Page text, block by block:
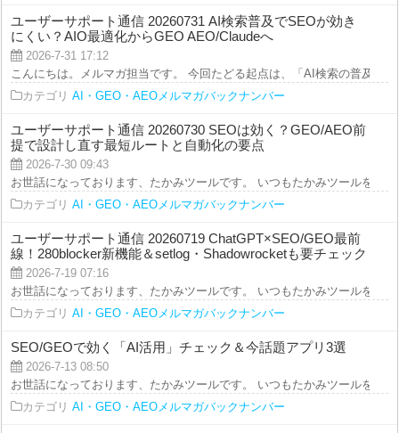
ユーザーサポート通信 20260731 AI検索普及でSEOが効き
にくい？AIO最適化からGEO AEO/Claudeへ
2026-7-31 17:12
こんにちは。メルマガ担当です。 今回たどる起点は、「AI検索の普及で“
カテゴリ AI・GEO・AEOメルマガバックナンバー
ユーザーサポート通信 20260730 SEOは効く？GEO/AEO前
提で設計し直す最短ルートと自動化の要点
2026-7-30 09:43
お世話になっております、たかみツールです。 いつもたかみツールをご
カテゴリ AI・GEO・AEOメルマガバックナンバー
ユーザーサポート通信 20260719 ChatGPT×SEO/GEO最前
線！280blocker新機能＆setlog・Shadowrocketも要チェック
2026-7-19 07:16
お世話になっております、たかみツールです。 いつもたかみツールをご
カテゴリ AI・GEO・AEOメルマガバックナンバー
SEO/GEOで効く「AI活用」チェック＆今話題アプリ3選
2026-7-13 08:50
お世話になっております、たかみツールです。 いつもたかみツールをご
カテゴリ AI・GEO・AEOメルマガバックナンバー